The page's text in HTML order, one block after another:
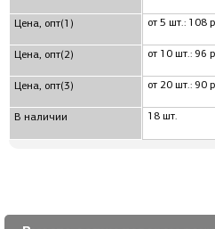
Цена, опт(1)
Цена, опт(2)
Цена, опт(3)
В наличии
от 5 шт.: 108
от 10 шт.: 96
от 20 шт.: 90
18 шт.